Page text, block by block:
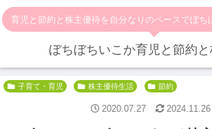
育児と節約と株主優待を自分なりのペースでぼち
ぼちぼちいこか育児と節約
子育て・育児 株主優待生活 節約
2020.07.27 2024.11.26